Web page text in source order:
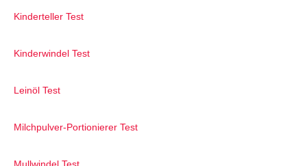
Kinderteller Test
Kinderwindel Test
Leinöl Test
Milchpulver-Portionierer Test